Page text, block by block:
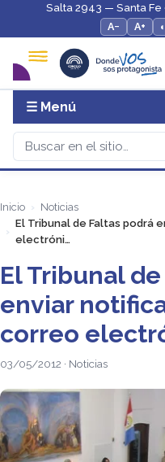
Salta 2943 — Santa Fe
A−
A+ ◐
☰ Menú
Inicio
Noticias
El Tribunal de Faltas podrá
electróni…
El Tribunal
enviar
correo
03/05/2012 · Noticias